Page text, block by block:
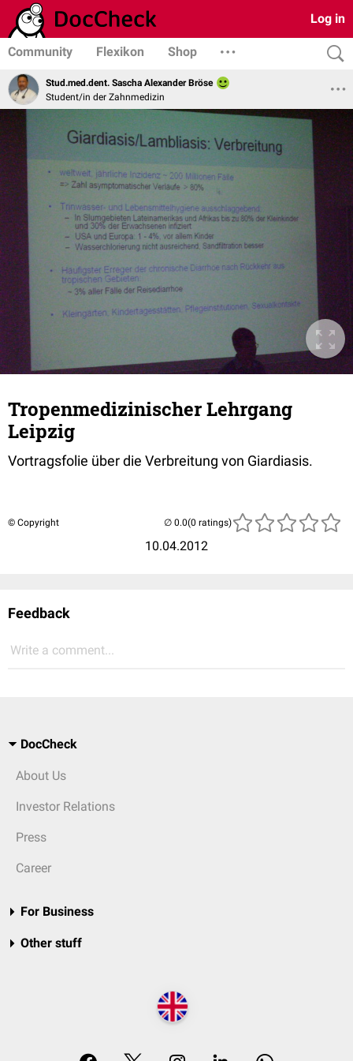
Log in
Community Flexikon Shop
Stud.med.dent. Sascha Alexander Bröse
Student/in der Zahnmedizin
Tropenmedizinischer Lehrgang
Leipzig
Vortragsfolie über die Verbreitung von Giardiasis.
© Copyright
10.04.2012
(0 ratings)
Feedback
Write a comment...
DocCheck
About Us
Investor Relations
Press
Career
For Business
Other stuff